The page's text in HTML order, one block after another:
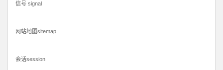
信号 signal
网站地图sitemap
会话session